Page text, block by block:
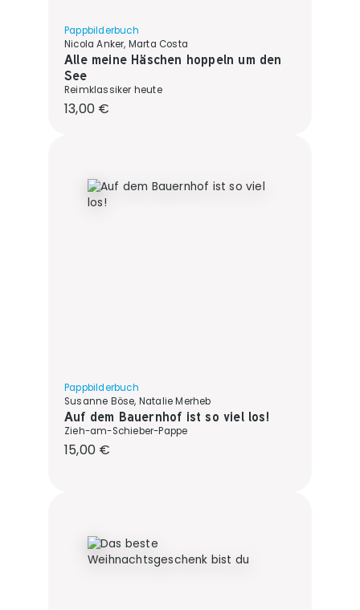
Pappbilderbuch
Nicola Anker, Marta Costa
Alle meine Häschen hoppeln um den
See
Reimklassiker heute
Regulärer Preis:
13,00 €
Pappbilderbuch
Susanne Böse, Natalie Merheb
Auf dem Bauernhof ist so viel los!
Zieh-am-Schieber-Pappe
Regulärer Preis:
15,00 €